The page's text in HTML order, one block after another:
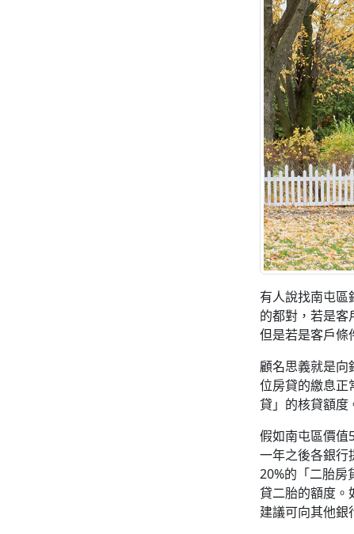
有人說找南屯
的都對，若是客
但是若是客戶條
顧名思義就是
位房貸的繳息正
貸」的核貸額度
假如南屯區價值
一年之後各銀行
20%的「二胎房
貸二胎的額度。
建議可向其他銀